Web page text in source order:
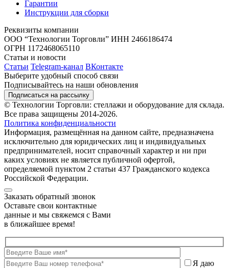
Гарантии
Инструкции для сборки
Реквизиты компании
ООО “Технологии Торговли” ИНН 2466186474
ОГРН 1172468065110
Статьи и новости
Статьи Telegram-канал ВКонтакте
Выберите удобный способ связи
Подписывайтесь на наши обновления
Подписаться на рассылку
© Технологии Торговли: стеллажи и оборудование для склада.
Все права защищены 2014-2026.
Политика конфиденциальности
Информация, размещённая на данном сайте, предназначена
исключительно для юридических лиц и индивидуальных
предпринимателей, носит справочный характер и ни при
каких условиях не является публичной офертой,
определяемой пунктом 2 статьи 437 Гражданского кодекса
Российской Федерации.
Заказать обратный звонок
Оставьте свои контактные
данные и мы свяжемся с Вами
в ближайшее время!
Я даю